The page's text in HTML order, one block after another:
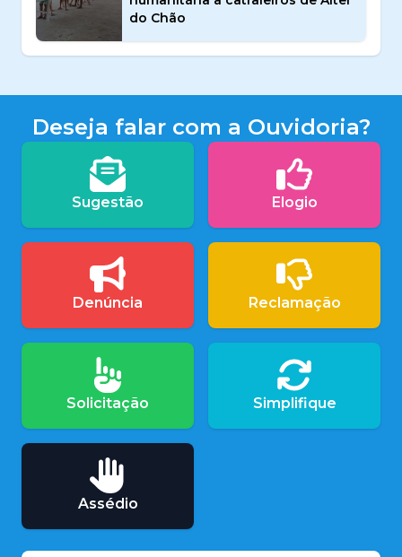
do Chão
Deseja falar com a Ouvidoria?
Sugestão Elogio
Denúncia Reclamação
Solicitação Simplifique
Assédio